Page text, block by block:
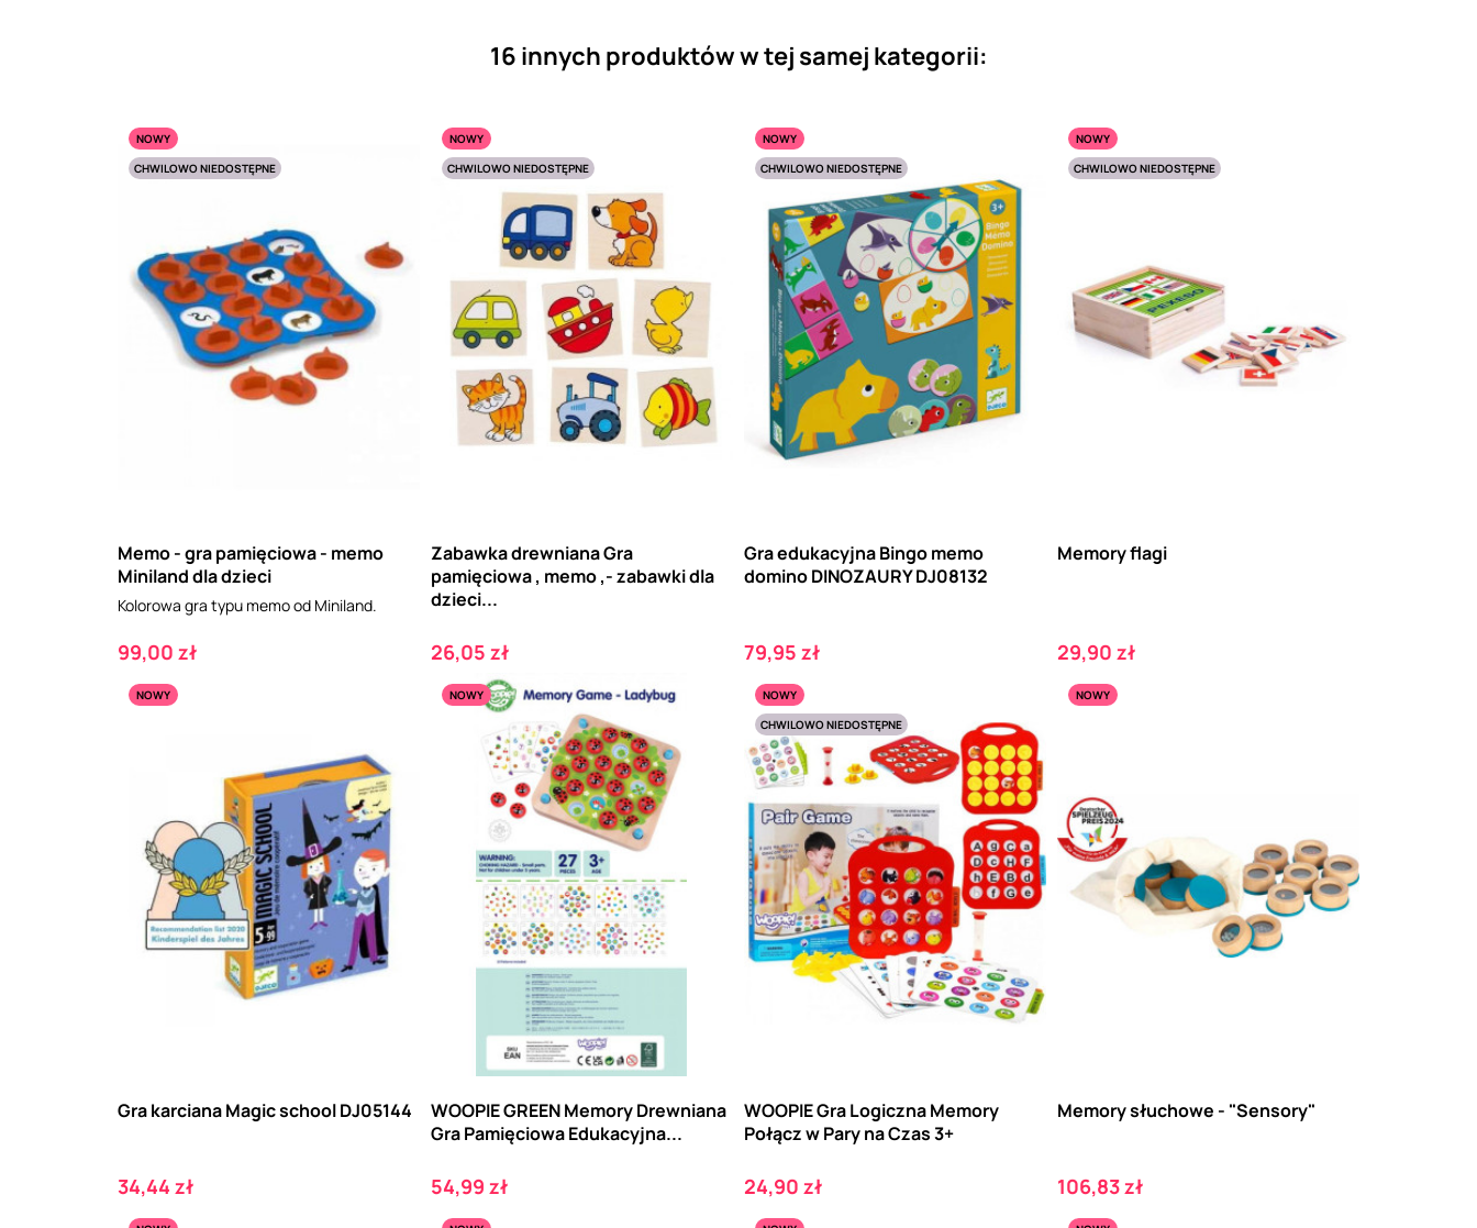
16 innych produktów w tej samej kategorii:
NOWY
CHWILOWO NIEDOSTĘPNE
Memo - gra pamięciowa - memo
Miniland dla dzieci
Kolorowa gra typu memo od Miniland.
Cena
99,00 zł
NOWY
CHWILOWO NIEDOSTĘPNE
Zabawka drewniana Gra
pamięciowa , memo ,- zabawki dla
dzieci...
Cena
26,05 zł
NOWY
CHWILOWO NIEDOSTĘPNE
Gra edukacyjna Bingo memo
domino DINOZAURY DJ08132
Cena
79,95 zł
NOWY
CHWILOWO NIEDOSTĘPNE
Memory flagi
Cena
29,90 zł
NOWY
Gra karciana Magic school DJ05144
Cena
34,44 zł
NOWY
WOOPIE GREEN Memory Drewniana
Gra Pamięciowa Edukacyjna...
Cena
54,99 zł
NOWY
CHWILOWO NIEDOSTĘPNE
WOOPIE Gra Logiczna Memory
Połącz w Pary na Czas 3+
Cena
24,90 zł
NOWY
Memory słuchowe - "Sensory"
Cena
106,83 zł